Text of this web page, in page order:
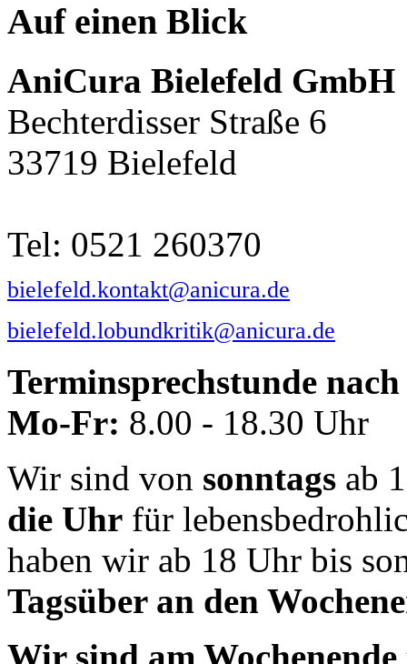
Auf einen Blick
AniCura Bielefeld GmbH
Bechterdisser Straße 6
33719 Bielefeld
Tel: 0521 260370
bielefeld.kontakt@anicura.de
bielefeld.lobundkritik@anicura.de
Terminsprechstunde
Mo-Fr: 8.00 - 18.30 Uhr
Wir sind von sonntags ab
die Uhr für
haben wir ab 18 Uhr bis
Tagsüber an den